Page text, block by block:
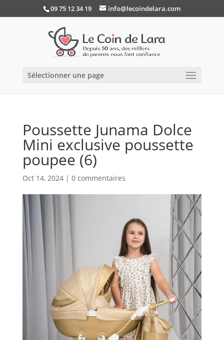
09 75 12 34 19 info@lecoindelara.com
Sélectionner une page
Poussette Junama Dolce
Mini exclusive poussette
poupee (6)
Oct 14, 2024| 0 commentaires